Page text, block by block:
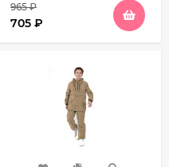
965₽
705 ₽